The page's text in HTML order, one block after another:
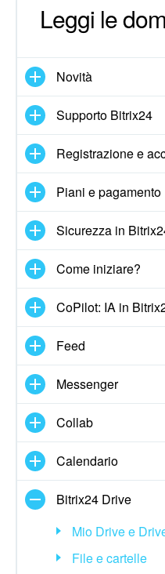
Leggi le
Novità
Supporto Bitrix24
Registrazione e
Piani e pagamento
Sicurezza in
Come iniziare?
CoPilot: IA in
Feed
Messenger
Collab
Calendario
Bitrix24 Drive
Mio Drive e
File e cartelle